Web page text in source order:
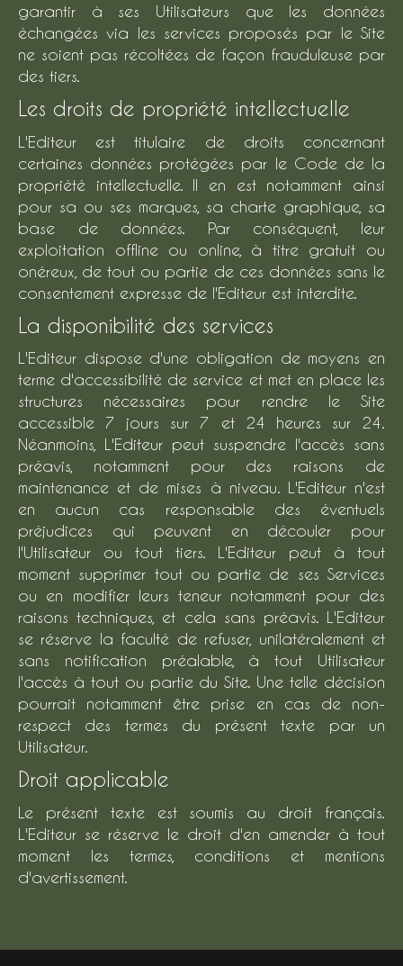
garantir à ses Utilisateurs que les données
échangées via les services proposés par le Site
ne soient pas récoltées de façon frauduleuse par
des tiers.
Les droits de propriété intellectuelle
L'Editeur est titulaire de droits concernant
certaines données protégées par le Code de la
propriété intellectuelle. Il en est notamment ainsi
pour sa ou ses marques, sa charte graphique, sa
base de données. Par conséquent, leur
exploitation offline ou online, à titre gratuit ou
onéreux, de tout ou partie de ces données sans le
consentement expresse de l'Editeur est interdite.
La disponibilité des services
L'Editeur dispose d'une obligation de moyens en
terme d'accessibilité de service et met en place les
structures nécessaires pour rendre le Site
accessible 7 jours sur 7 et 24 heures sur 24.
Néanmoins, L'Editeur peut suspendre l'accès sans
préavis, notamment pour des raisons de
maintenance et de mises à niveau. L'Editeur n'est
en aucun cas responsable des éventuels
préjudices qui peuvent en découler pour
l'Utilisateur ou tout tiers. L'Editeur peut à tout
moment supprimer tout ou partie de ses Services
ou en modifier leurs teneur notamment pour des
raisons techniques, et cela sans préavis. L'Editeur
se réserve la faculté de refuser, unilatéralement et
sans notification préalable, à tout Utilisateur
l'accès à tout ou partie du Site. Une telle décision
pourrait notamment être prise en cas de non-
respect des termes du présent texte par un
Utilisateur.
Droit applicable
Le présent texte est soumis au droit français.
L'Editeur se réserve le droit d'en amender à tout
moment les termes, conditions et mentions
d'avertissement.